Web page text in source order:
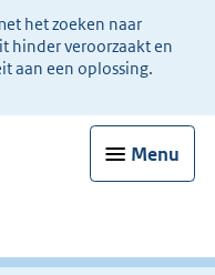
het zoeken naar
hinder veroorzaakt en
aan een oplossing.
Menu